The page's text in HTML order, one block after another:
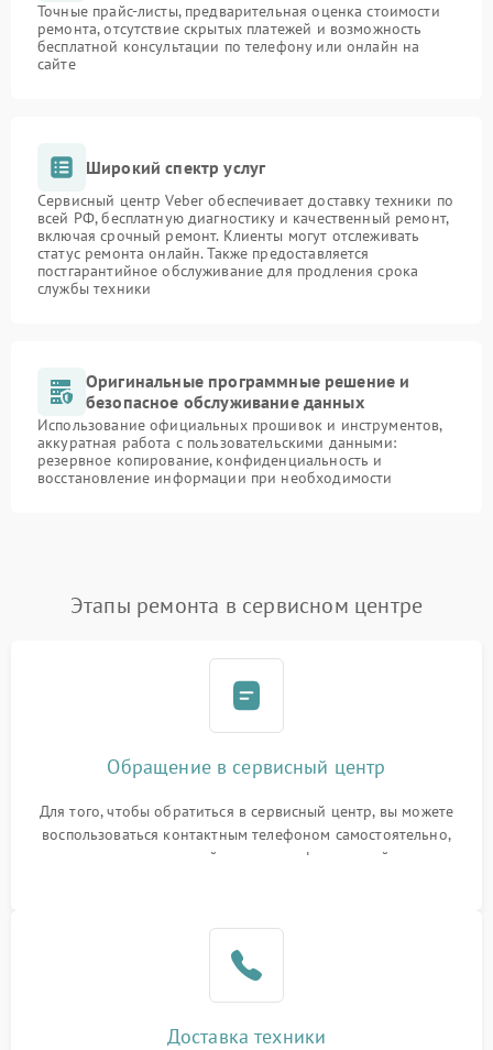
Точные прайс-листы, предварительная оценка стоимости
ремонта, отсутствие скрытых платежей и возможность
бесплатной консультации по телефону или онлайн на
сайте
Широкий спектр услуг
Сервисный центр Veber обеспечивает доставку техники по
всей РФ, бесплатную диагностику и качественный ремонт,
включая срочный ремонт. Клиенты могут отслеживать
статус ремонта онлайн. Также предоставляется
постгарантийное обслуживание для продления срока
службы техники
Оригинальные программные решение и
безопасное обслуживание данных
Использование официальных прошивок и инструментов,
аккуратная работа с пользовательскими данными:
резервное копирование, конфиденциальность и
восстановление информации при необходимости
Этапы ремонта в сервисном центре
Обращение в сервисный центр
Для того, чтобы обратиться в сервисный центр, вы можете
воспользоваться контактным телефоном самостоятельно,
или оставить свой номер телефона на сайте
Доставка техники